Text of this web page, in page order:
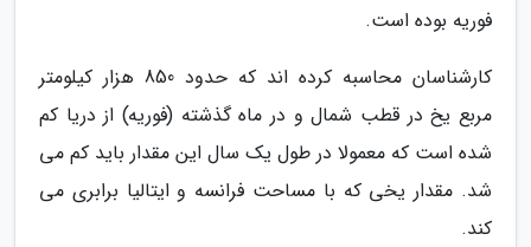
فوریه بوده است.
کارشناسان محاسبه کرده اند که حدود 850 هزار کیلومتر
مربع یخ در قطب شمال و در ماه گذشته (فوریه) از دریا کم
شده است که معمولا در طول یک سال این مقدار باید کم می
شد. مقدار یخی که با مساحت فرانسه و ایتالیا برابری می
کند.